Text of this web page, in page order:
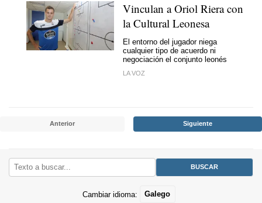
Vinculan a Oriol Riera con
la Cultural Leonesa
El entorno del jugador niega
cualquier tipo de acuerdo ni
negociación el conjunto leonés
LA VOZ
Anterior Siguiente
Cambiar idioma: Galego